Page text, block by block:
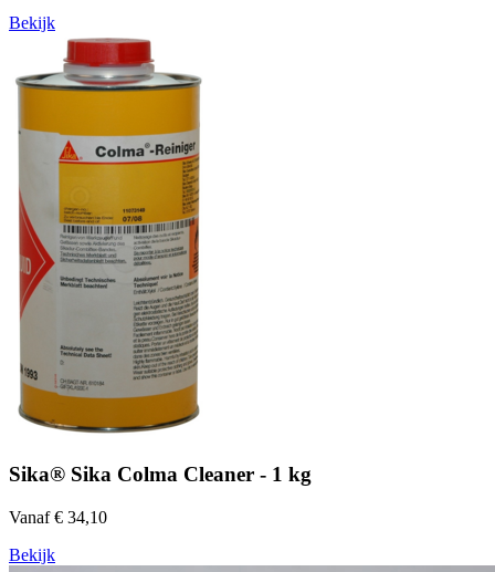
Bekijk
Sika® Sika Colma Cleaner - 1 kg
Vanaf € 34,10
Bekijk